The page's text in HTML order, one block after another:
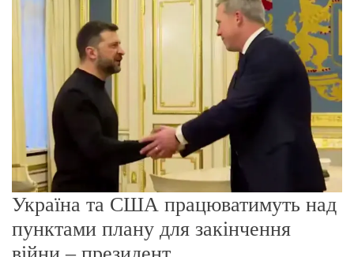
р
е
ж
Україна та США працюватимуть над
пунктами плану для закінчення